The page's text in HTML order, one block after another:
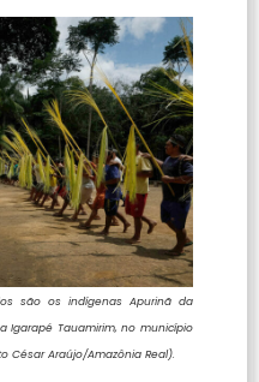
são os indígenas Apurinã da
Igarapé Tauamirim, no município
César Araújo/Amazônia Real).